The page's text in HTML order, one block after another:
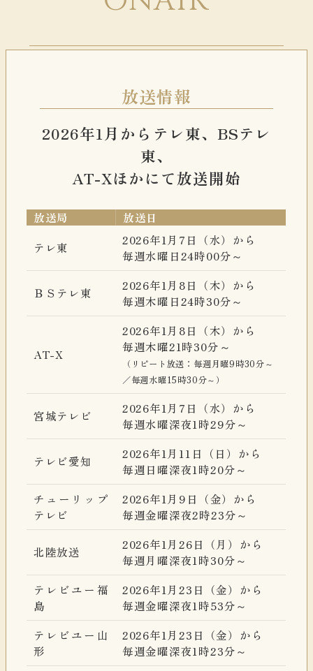
放送情報
2026年1月からテレ東、BSテレ
東、
AT-Xほかにて放送開始
放送局
放送日
テレ東
2026年1月7日（水）から
毎週水曜日24時00分～
ＢＳテレ東
2026年1月8日（木）から
毎週木曜日24時30分～
AT-X
2026年1月8日（木）から
毎週木曜21時30分～
（リピート放送：毎週月曜9時30分～
／毎週水曜15時30分～）
宮城テレビ
2026年1月7日（水）から
毎週水曜深夜1時29分～
テレビ愛知
2026年1月11日（日）から
毎週日曜深夜1時20分～
チューリップ
テレビ
2026年1月9日（金）から
毎週金曜深夜2時23分～
北陸放送
2026年1月26日（月）から
毎週月曜深夜1時30分～
テレビユー福
島
2026年1月23日（金）から
毎週金曜深夜1時53分～
テレビユー山
形
2026年1月23日（金）から
毎週金曜深夜1時23分～